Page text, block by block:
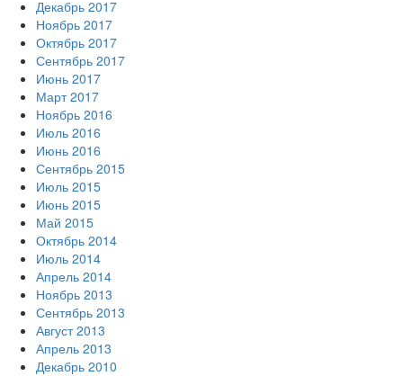
Декабрь 2017
Ноябрь 2017
Октябрь 2017
Сентябрь 2017
Июнь 2017
Март 2017
Ноябрь 2016
Июль 2016
Июнь 2016
Сентябрь 2015
Июль 2015
Июнь 2015
Май 2015
Октябрь 2014
Июль 2014
Апрель 2014
Ноябрь 2013
Сентябрь 2013
Август 2013
Апрель 2013
Декабрь 2010